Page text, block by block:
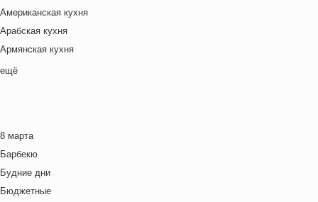
Американская кухня
Арабская кухня
Армянская кухня
Белорусская
Венгерская кухня
Греческая кухня
Грузинская кухня
Еврейская кухня
ещё
8 марта
Барбекю
Будние дни
Бюджетные